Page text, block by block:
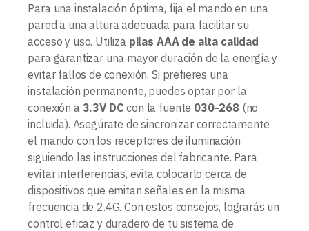
Para una instalación óptima, fija el mando en una
pared a una altura adecuada para facilitar su
acceso y uso. Utiliza pilas AAA de alta calidad
para garantizar una mayor duración de la energía y
evitar fallos de conexión. Si prefieres una
instalación permanente, puedes optar por la
conexión a 3.3V DC con la fuente 030-268 (no
incluida). Asegúrate de sincronizar correctamente
el mando con los receptores de iluminación
siguiendo las instrucciones del fabricante. Para
evitar interferencias, evita colocarlo cerca de
dispositivos que emitan señales en la misma
frecuencia de 2.4G. Con estos consejos, lograrás un
control eficaz y duradero de tu sistema de